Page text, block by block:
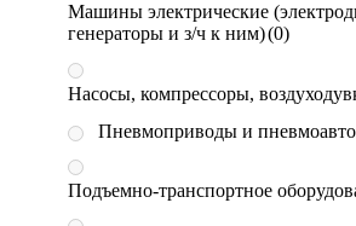
Машины электрические
генераторы и з/ч к ним)(0)
Насосы, компрессоры,
Пневмоприводы и
Подъемно-транспортное